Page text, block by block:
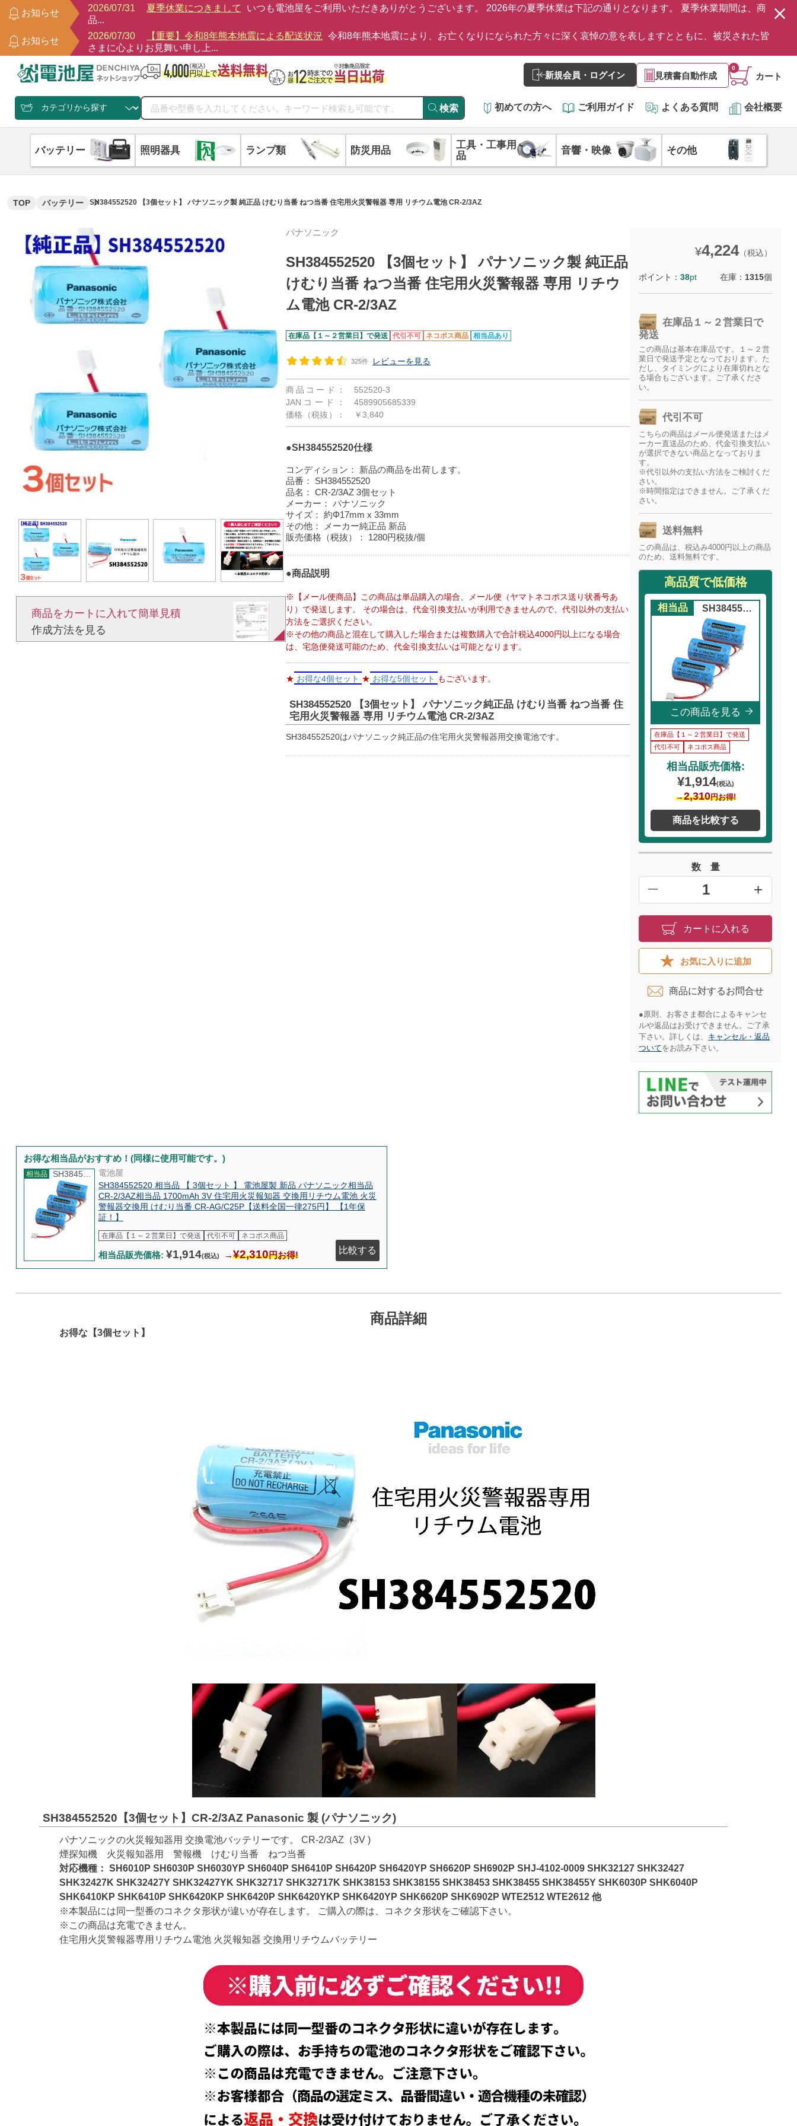
お知らせ
2026/07/31 夏季休業につきまして
いつも電池屋をご利用いただきありがとうございます。 2026年の夏季休業は下記の通りとなります。 夏季休業期間は、商
品...
お知らせ
2026/07/30 【重要】令和8年熊本地震による配送状況 令和8年熊本地震により、お亡くなりになられた方々に深く哀悼の意を表しますとともに、被災された皆
さまに心よりお見舞い申し上...
新規会員・ログイン 見積書自動作成 カート
0
検索 初めての方へ ご利用ガイド よくある質問 会社概要
バッテリー 照明器具 ランプ類 防災用品
工具・工事用
品
音響・映像 その他
TOP バッテリー SH384552520 【3個セット】 パナソニック製 純正品 けむり当番 ねつ当番 住宅用火災警報器 専用 リチウム電池 CR-2/3AZ
商品をカートに入れて簡単見積​
作成方法を見る​​
パナソニック
SH384552520 【3個セット】 パナソニック製 純正品
けむり当番 ねつ当番 住宅用火災警報器 専用 リチウ
ム電池 CR-2/3AZ
在庫品【１～２営業日】で発送 代引不可 ネコポス商品 相当品あり
325件 レビューを見る
商品コード：
552520-3
JANコード：
4589905685339
価格（税抜）：
￥3,840
●SH384552520仕様
コンディション：
新品の商品を出荷します。
品番：
SH384552520
品名： CR-2/3AZ 3個セット
メーカー： パナソニック
サイズ： 約Φ17mm x 33mm
その他：
メーカー純正品 新品
販売価格（税抜）：
1280円税抜/個
●商品説明
※【メール便商品】この商品は単品購入の場合、メール便（ヤマトネコポス送り状番号あ
り）で発送します。 その場合は、代金引換支払いが利用できませんので、代引以外の支払い
方法をご選択ください。
※その他の商品と混在して購入した場合または複数購入で合計税込4000円以上になる場合
は、宅急便発送可能のため、代金引換支払いは可能となります。
★ お得な4個セット ★ お得な5個セット もございます。
SH384552520 【3個セット】 パナソニック純正品 けむり当番 ねつ当番 住
宅用火災警報器 専用 リチウム電池 CR-2/3AZ
SH384552520はパナソニック純正品の住宅用火災警報器用交換電池です。
¥4,224（税込）
ポイント：38pt 在庫： 1315個
在庫品１～２営業日で
発送
この商品は基本在庫品です。１～２営
業日で発送予定となっております。た
だし、タイミングにより在庫切れとな
る場合もございます。ご了承くださ
い。
代引不可
こちらの商品はメール便発送またはメ
ーカー直送品のため、代金引換支払い
が選択できない商品となっておりま
す。
※代引以外の支払い方法をご検討くだ
さい。
※時間指定はできません。ご了承くだ
さい。
送料無料
この商品は、税込み4000円以上の商品
のため、送料無料です。
高品質で低価格
相当品 SH38455252...
この商品を見る
在庫品【１～２営業日】で発送
代引不可
ネコポス商品
相当品販売価格:
¥1,914(税込)
→2,310円お得!
商品を比較する
数 量
━ +
カートに入れる
お気に入りに追加
商品に対するお問合せ​
●原則、お客さま都合によるキャンセ
ルや返品はお受けできません。ご了承
下さい。詳しくは、 キャンセル・返品
ついてをお読み下さい。​
お得な相当品がおすすめ！(同様に使用可能です。)
相当品
電池屋
SH384552520 相当品 【 3個セット 】 電池屋製 新品 パナソニック相当品
CR-2/3AZ相当品 1700mAh 3V 住宅用火災報知器 交換用リチウム電池 火災
警報器交換用 けむり当番 CR-AG/C25P【送料全国一律275円】 【1年保
証！】
在庫品【１～２営業日】で発送 代引不可 ネコポス商品
相当品販売価格: ¥1,914(税込) →¥2,310円お得! 比較する
商品詳細
お得な【3個セット】
SH384552520【3個セット】CR-2/3AZ Panasonic 製 (パナソニック)
パナソニックの火災報知器用 交換電池バッテリーです。 CR-2/3AZ（3V )
煙探知機 火災報知器用 警報機 けむり当番 ねつ当番
対応機種： SH6010P SH6030P SH6030YP SH6040P SH6410P SH6420P SH6420YP SH6620P SH6902P SHJ-4102-0009 SHK32127 SHK32427
SHK32427K SHK32427Y SHK32427YK SHK32717 SHK32717K SHK38153 SHK38155 SHK38453 SHK38455 SHK38455Y SHK6030P SHK6040P
SHK6410KP SHK6410P SHK6420KP SHK6420P SHK6420YKP SHK6420YP SHK6620P SHK6902P WTE2512 WTE2612 他
※本製品には同一型番のコネクタ形状が違いが存在します。 ご購入の際は、コネクタ形状をご確認下さい。
※この商品は充電できません。
住宅用火災警報器専用リチウム電池 火災報知器 交換用リチウムバッテリー